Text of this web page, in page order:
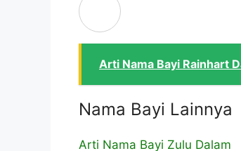
Arti Nama Bayi Rainhart
Nama Bayi Lainnya
Arti Nama Bayi Zulu Dalam